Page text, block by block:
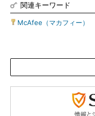
関連キーワード
McAfee（マカフィー）